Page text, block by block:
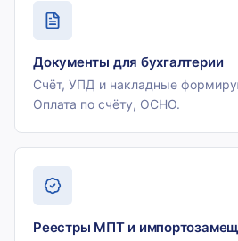
Документы для бухгалтерии
Счёт, УПД и накладные
Оплата по счёту, ОСНО.
Реестры МПТ и